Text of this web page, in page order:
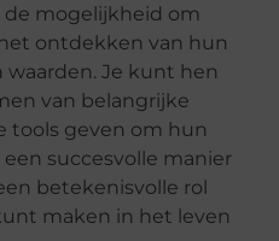
de mogelijkheid om
ontdekken van hun
waarden. Je kunt hen
van belangrijke
tools geven om hun
succesvolle manier
betekenisvolle rol
maken in het leven